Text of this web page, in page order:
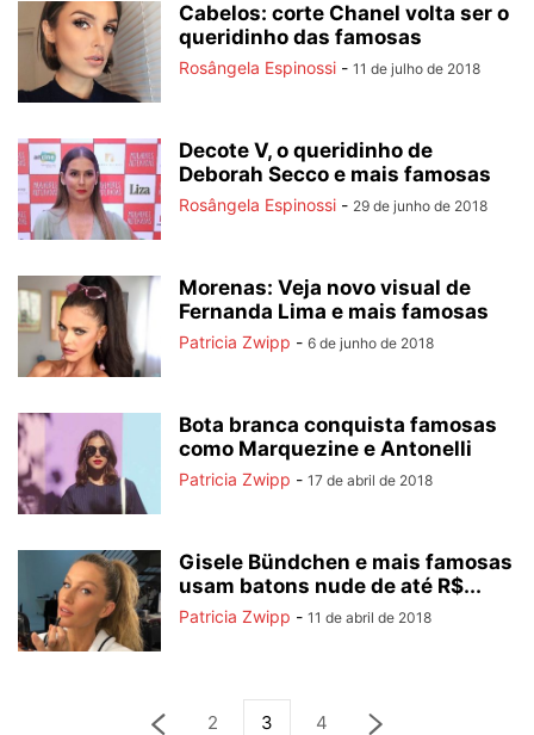
Cabelos: corte Chanel volta ser o
queridinho das famosas
Rosângela Espinossi - 11 de julho de 2018
Decote V, o queridinho de
Deborah Secco e mais famosas
Rosângela Espinossi - 29 de junho de 2018
Morenas: Veja novo visual de
Fernanda Lima e mais famosas
Patricia Zwipp - 6 de junho de 2018
Bota branca conquista famosas
como Marquezine e Antonelli
Patricia Zwipp - 17 de abril de 2018
Gisele Bündchen e mais famosas
usam batons nude de até R$...
Patricia Zwipp - 11 de abril de 2018
2 3 4